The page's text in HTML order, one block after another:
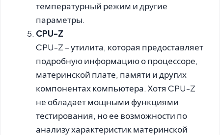
температурный режим и другие
параметры.
CPU-Z
CPU-Z – утилита, которая предоставляет
подробную информацию о процессоре,
материнской плате, памяти и других
компонентах компьютера. Хотя CPU-Z
не обладает мощными функциями
тестирования, но ее возможности по
анализу характеристик материнской